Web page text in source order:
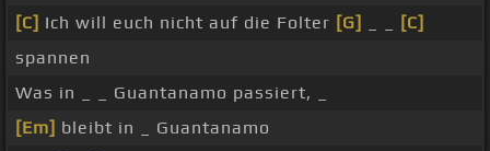
[C] Ich will euch nicht auf die Folter [G]
[C]
spannen
Was in _ _ Guantanamo passiert, _
[Em] bleibt in _ Guantanamo